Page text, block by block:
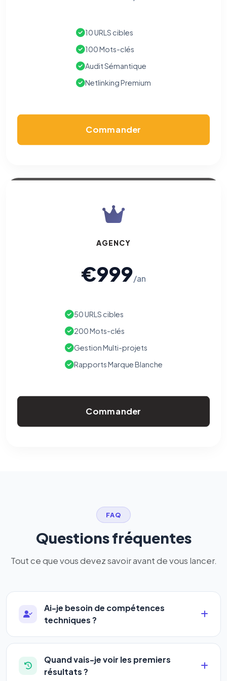
10 URLS cibles
100 Mots-clés
Audit Sémantique
Netlinking Premium
Commander
AGENCY
€999/an
50 URLS cibles
200 Mots-clés
Gestion Multi-projets
Rapports Marque Blanche
Commander
FAQ
Questions fréquentes
Tout ce que vous devez savoir avant de vous lancer.
Ai-je besoin de compétences
techniques ?
Absolument pas. Notre logiciel a été conçu pour
être accessible àtous les profils: artisans,
commerçants, auto-entrepreneurs, PME ou
Quand vais-je voir les premiers
résultats ?
Nous aident à comprendre comment vous utilisez le site
Cookies marketing
Permettent d'afficher des publicités pertinentes et de
mesurer l'efficacité de nos campagnes (Google Ads,
Meta/Facebook). Vous pouvez les refuser sans impact sur
Les e-mails peuvent contenir un pixel d'ouverture et des liens
pixels 2026 / FAQ juillet 2026). Ce suivi n'est pas géré par ce
opposer : utilisez lelien dédié en pied de chaque courriel(« Pour